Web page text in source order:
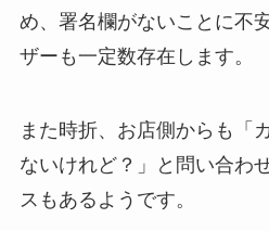
め、署名欄がないことに不
ザーも一定数存在します。
また時折、お店側からも「
ないけれど？」と問い合わ
スもあるようです。